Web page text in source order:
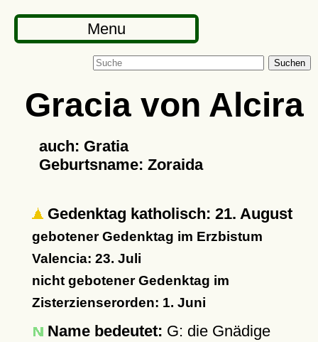
Menu
Suchen
Gracia von Alcira
auch: Gratia
Geburtsname: Zoraida
Gedenktag katholisch: 21. August
gebotener Gedenktag im Erzbistum
Valencia: 23. Juli
nicht gebotener Gedenktag im
Zisterzienserorden: 1. Juni
Name bedeutet: G: die Gnädige